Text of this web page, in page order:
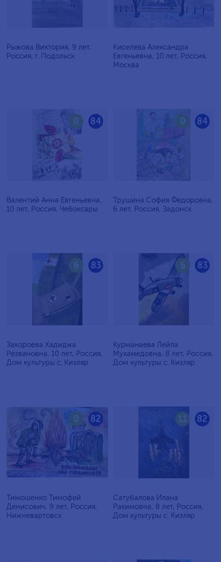
Рыжова Виктория, 9 лет,
Россия, г. Подольск
Киселева Александра
Евгеньевна, 10 лет, Россия,
Москва
84
0
Валентий Анна Евгеньевна,
10 лет, Россия, Чебоксары
84
0
Трушина София Федоровна,
6 лет, Россия, Задонск
83
6
Закороева Хадиджа
Резвановна, 10 лет, Россия,
Дом культуры с. Кизляр
83
6
Курманаева Лейла
Мухамедовна, 8 лет, Россия,
Дом культуры с. Кизляр
82
0
Тимошенко Тимофей
Денисович, 9 лет, Россия,
Нижневартовск
82
11
Сатубалова Илана
Рахимовна, 8 лет, Россия,
Дом культуры с. Кизляр